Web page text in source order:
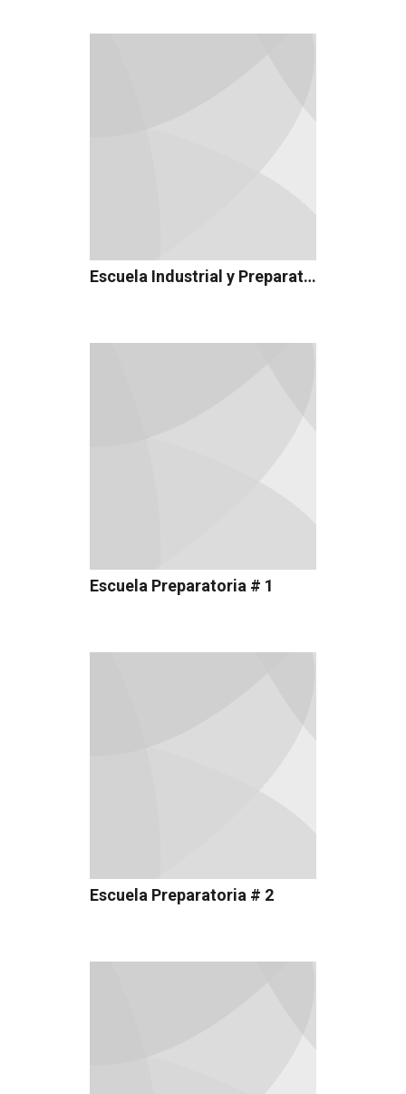
Escuela Industrial y Preparatoria Técnica Pablo Livas
Escuela Preparatoria # 1
Escuela Preparatoria # 2